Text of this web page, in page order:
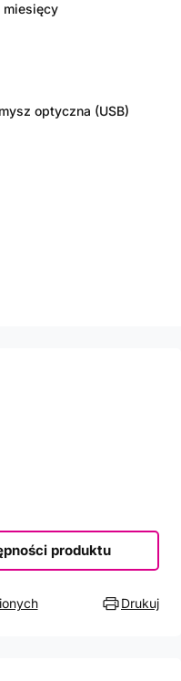
miesięcy
optyczna (USB)
produktu
Drukuj